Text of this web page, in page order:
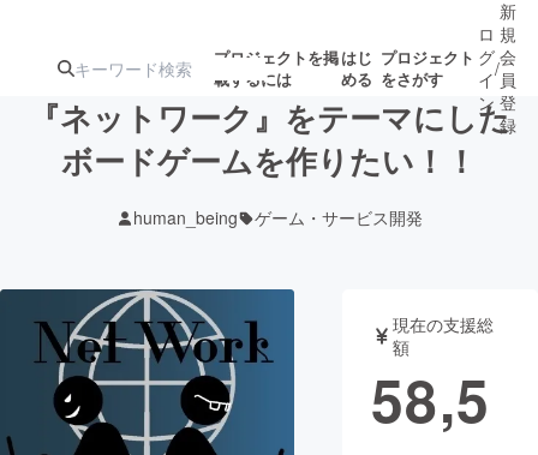
プロジェクトを掲
載するには
はじ
める
プロジェクト
をさがす
ターン
ジェクト
ロジェクト
アート・写真 音楽
テクノロジー・ガジェット ゲーム・
ロ
グ
イ
ン
/
新
規
会
員
登
録
『ネットワーク』をテーマにした
ボードゲームを作りたい！！
human_being ゲーム・サービス開発
現在の支援総
額
58,5